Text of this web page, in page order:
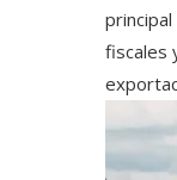
fiscales